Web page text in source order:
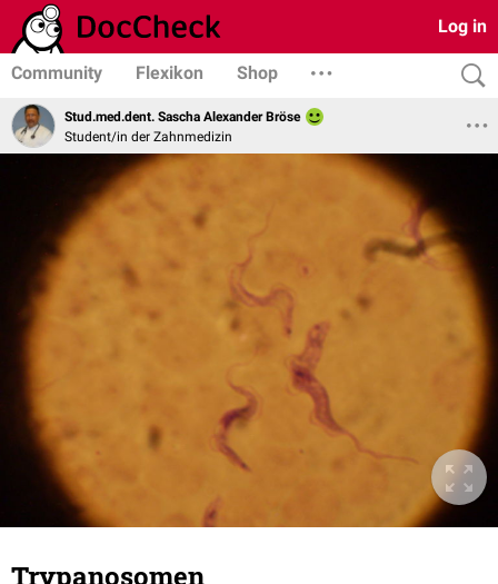
Log in
Community Flexikon Shop
Stud.med.dent. Sascha Alexander Bröse
Student/in der Zahnmedizin
Trypanosomen